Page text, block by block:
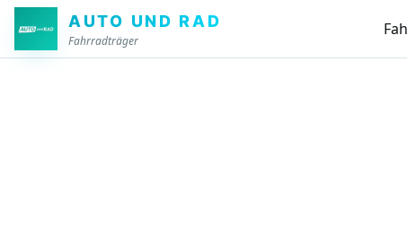
Zum Hauptinhalt springen
AUTO UND RAD
Fahrradträger